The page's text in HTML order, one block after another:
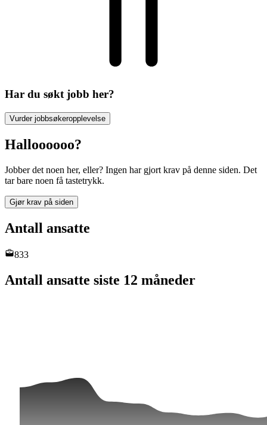
Har du søkt jobb her?
Vurder jobbsøkeropplevelse
Halloooooo?
Jobber det noen her, eller? Ingen har gjort krav på denne siden. Det
tar bare noen få tastetrykk.
Gjør krav på siden
Antall ansatte
833
Antall ansatte siste 12 måneder